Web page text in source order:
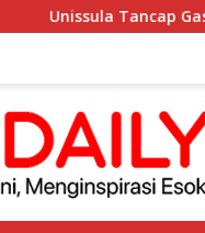
Gas Targetkan 53 Prodi